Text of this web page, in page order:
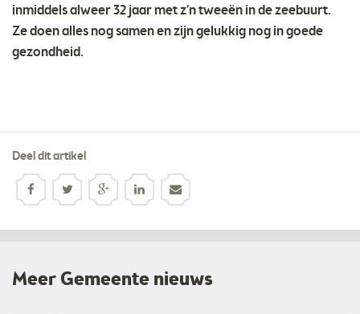
inmiddels alweer 32 jaar met z’n tweeën in de zeebuurt.
Ze doen alles nog samen en zijn gelukkig nog in goede
gezondheid.
Deel dit artikel
Meer Gemeente nieuws